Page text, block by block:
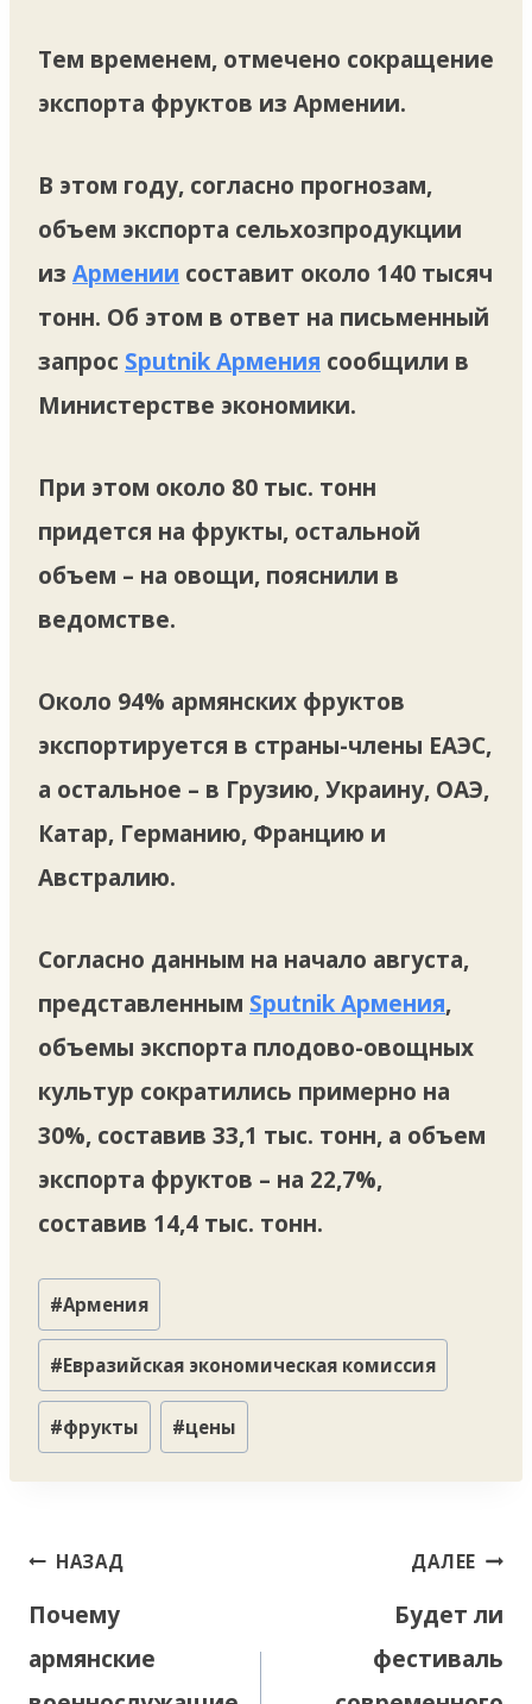
Тем временем, отмечено сокращение
экспорта фруктов из Армении.
В этом году, согласно прогнозам,
объем экспорта сельхозпродукции
из Армении составит около 140 тысяч
тонн. Об этом в ответ на письменный
запрос Sputnik Армения сообщили в
Министерстве экономики.
При этом около 80 тыс. тонн
придется на фрукты, остальной
объем – на овощи, пояснили в
ведомстве.
Около 94% армянских фруктов
экспортируется в страны-члены ЕАЭС,
а остальное – в Грузию, Украину, ОАЭ,
Катар, Германию, Францию и
Австралию.
Согласно данным на начало августа,
представленным Sputnik Армения,
объемы экспорта плодово-овощных
культур сократились примерно на
30%, составив 33,1 тыс. тонн, а объем
экспорта фруктов – на 22,7%,
составив 14,4 тыс. тонн.
Метки
записи:
#Армения
#Евразийская экономическая комиссия
#фрукты #цены
Навигация
записям
НАЗАД
Почему
армянские
ДАЛЕЕ
Будет ли
фестиваль